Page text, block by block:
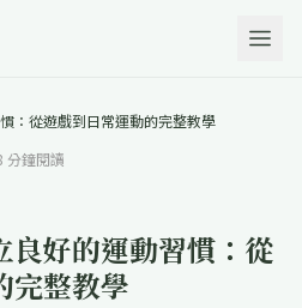
：從遊戲到日常運動的完整教學
分鐘閱讀
良好的運動習慣：從
完整教學